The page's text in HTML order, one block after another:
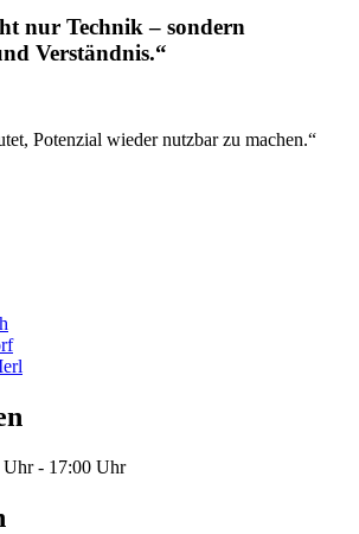
nur Technik – sondern
Verständnis.“
Potenzial wieder nutzbar zu machen.“
- 17:00 Uhr